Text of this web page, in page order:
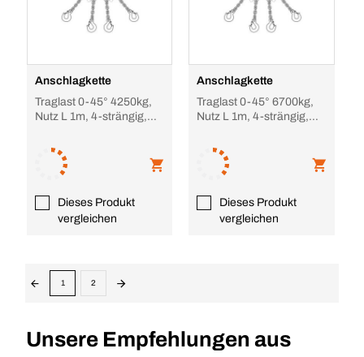
Anschlagkette
Traglast 0-45° 4250kg,
Nutz L 1m, 4-strängig,
Dieses Produkt
vergleichen
Anschlagkette
Traglast 0-45° 6700kg,
Nutz L 1m, 4-strängig,
Dieses Produkt
vergleichen
1 2
Unsere Empfehlungen aus